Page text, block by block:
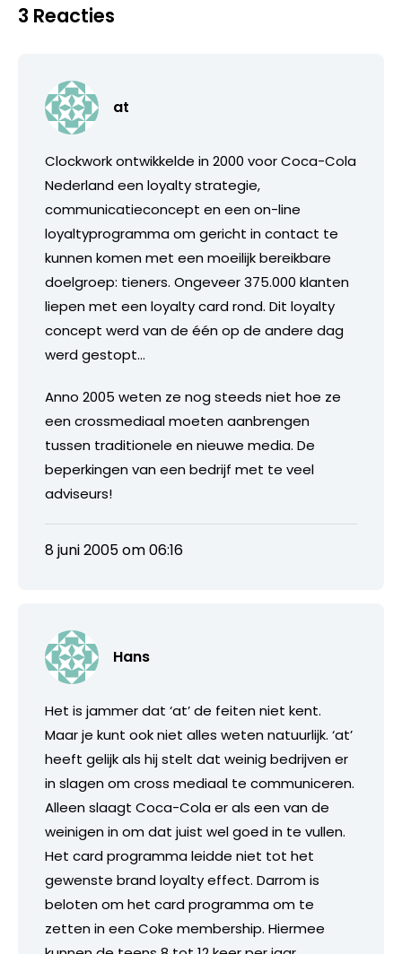
3 Reacties
at
Clockwork ontwikkelde in 2000 voor Coca-Cola
Nederland een loyalty strategie,
communicatieconcept en een on-line
loyaltyprogramma om gericht in contact te
kunnen komen met een moeilijk bereikbare
doelgroep: tieners. Ongeveer 375.000 klanten
liepen met een loyalty card rond. Dit loyalty
concept werd van de één op de andere dag
werd gestopt…
Anno 2005 weten ze nog steeds niet hoe ze
een crossmediaal moeten aanbrengen
tussen traditionele en nieuwe media. De
beperkingen van een bedrijf met te veel
adviseurs!
8 juni 2005 om 06:16
Hans
Het is jammer dat ‘at’ de feiten niet kent.
Maar je kunt ook niet alles weten natuurlijk. ‘at’
heeft gelijk als hij stelt dat weinig bedrijven er
in slagen om cross mediaal te communiceren.
Alleen slaagt Coca-Cola er als een van de
weinigen in om dat juist wel goed in te vullen.
Het card programma leidde niet tot het
gewenste brand loyalty effect. Darrom is
beloten om het card programma om te
zetten in een Coke membership. Hiermee